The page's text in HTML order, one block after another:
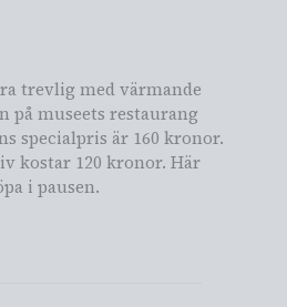
trevlig med värmande
på museets restaurang
specialpris är 160 kronor.
kostar 120 kronor. Här
i pausen.